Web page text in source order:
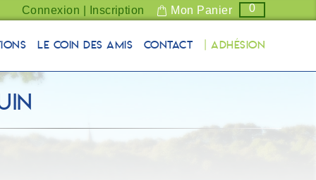
Connexion | Inscription Mon Panier 0
Le coin des Amis Contact | Adhésion